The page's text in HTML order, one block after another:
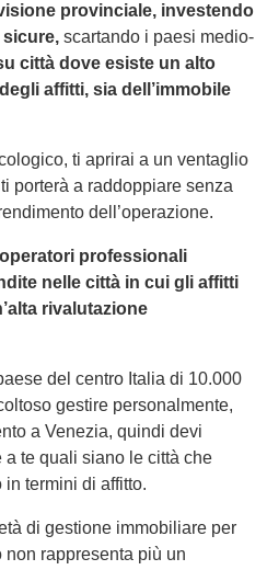
provinciale, investendo
sicure, scartando i paesi medio-
città dove esiste un alto
affitti, sia dell’immobile
ti aprirai a un ventaglio
porterà a raddoppiare senza
dell’operazione.
professionali
nelle città in cui gli affitti
rivalutazione
del centro Italia di 10.000
gestire personalmente,
a Venezia, quindi devi
te quali siano le città che
termini di affitto.
di gestione immobiliare per
rappresenta più un